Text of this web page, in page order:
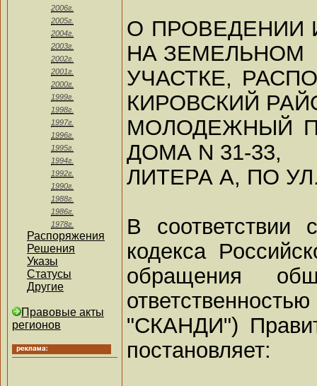
2006г.
2005г.
2004г.
2003г.
2002г.
2001г.
2000г.
1999г.
1998г.
1997г.
1996г.
1995г.
1994г.
1992г.
1990г.
1988г.
1986г.
1978г.
Распоряжения
Решения
Указы
Статусы
Другие
Правовые акты
регионов
О ПРОВЕДЕНИИ
НА ЗЕМЕЛЬНОМ
УЧАСТКЕ,
КИРОВСКИЙ
МОЛОДЕЖНЫЙ
ДОМА N 31-33,
ЛИТЕРА А, ПО
В соответствии
кодекса
обращения
"СКАНДИ")
постановляет: